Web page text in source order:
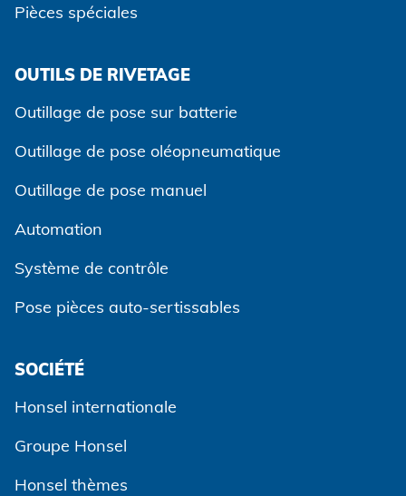
Pièces spéciales
OUTILS DE RIVETAGE
Outillage de pose sur batterie
Outillage de pose oléopneumatique
Outillage de pose manuel
Automation
Système de contrôle
Pose pièces auto-sertissables
SOCIÉTÉ
Honsel internationale
Groupe Honsel
Honsel thèmes